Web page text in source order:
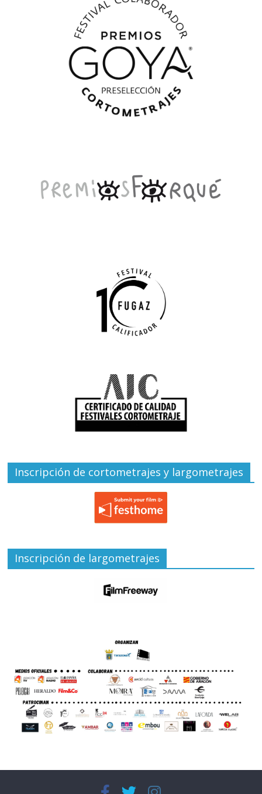
Inscripción de cortometrajes y largometrajes
Inscripción de largometrajes